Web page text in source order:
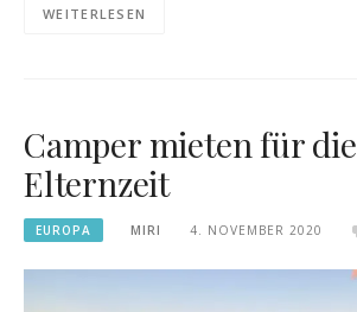
WEITERLESEN
Camper mieten für die
Elternzeit
EUROPA MIRI 4. NOVEMBER 2020